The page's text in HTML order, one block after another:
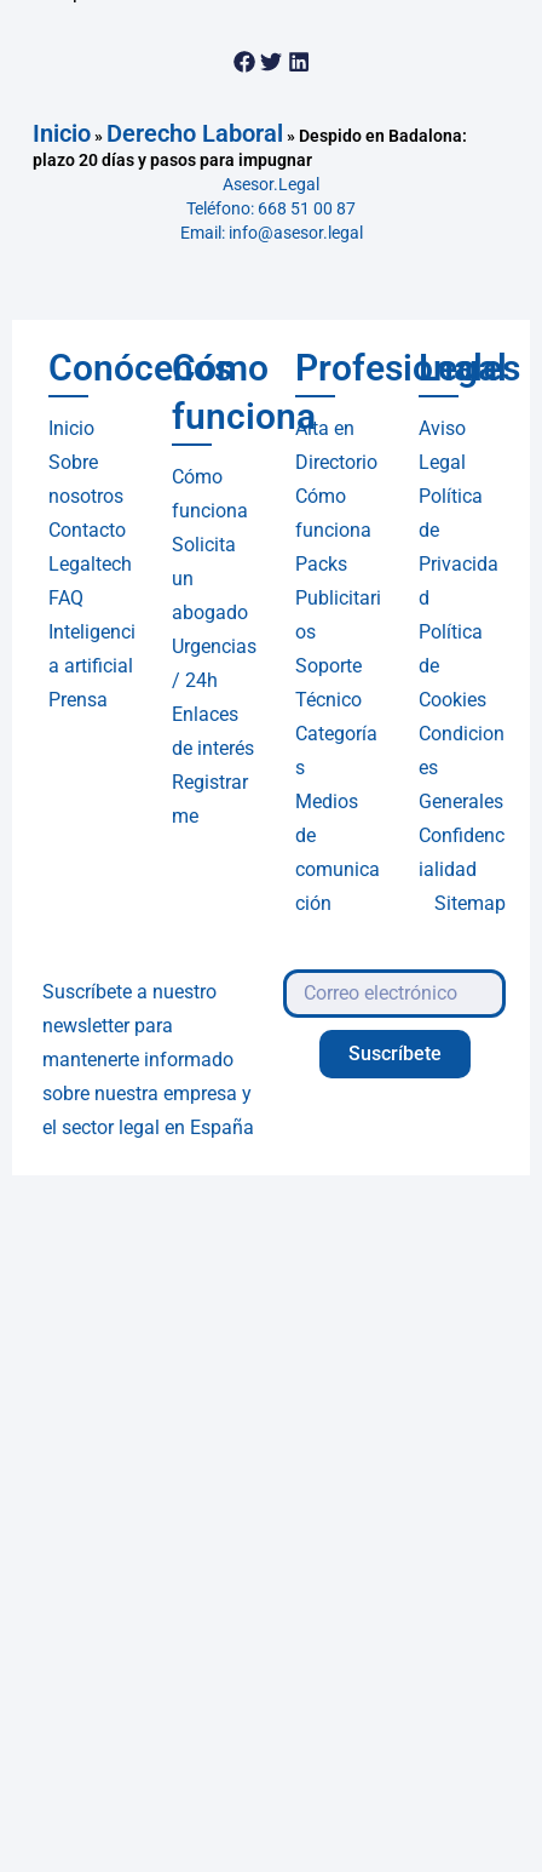
Inicio» Derecho Laboral » Despido en Badalona:
plazo 20 días y pasos para impugnar
Asesor.Legal
Teléfono: 668 51 00 87
Email: info@asesor.legal
Conócenos
Inicio
Sobre
nosotros
Contacto
Legaltech
FAQ
Inteligenci
a artificial
Prensa
Cómo
funciona
Cómo
funciona
Solicita
un
abogado
Urgencias
/ 24h
Enlaces
de interés
Registrar
me
Profesionales
Alta en
Directorio
Cómo
funciona
Packs
Publicitari
os
Soporte
Técnico
Categoría
s
Medios
de
comunica
ción
Legal
Aviso
Legal
Política
de
Privacida
d
Política
de
Cookies
Condicion
es
Generales
Confidenc
ialidad
Sitemap
Suscríbete a nuestro
newsletter para
mantenerte informado
sobre nuestra empresa y
el sector legal en España
Suscríbete